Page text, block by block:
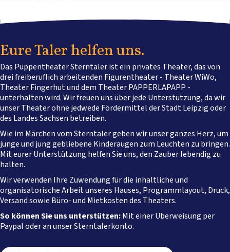
Eure Taler helfen uns.
Das Puppentheater Sterntaler ist ein privates Theater, das von
drei freiberuflich arbeitenden Figurentheater - Theater WiWo,
Theater Fingerhut und dem Theater PAPPERLAPAPP -
unterhalten wird. Wir freuen uns über jede Unterstützung, da wir
unser Theater ohne jedwede Fördermittel der Stadt Leipzig oder
des Landes Sachsen betreiben.
Wie im Märchen vom Sterntaler geben wir unser ganzes Herz, um
junge und jung gebliebene Kinderaugen zum Leuchten zu bringen.
Mit eurer Unterstützung helfen Sie uns, den Zauber lebendig zu
halten.
Wir verwenden Ihre Zuwendung für die inhaltliche und
organisatorische Arbeit unseres Hauses, Programmlayout, Druck,
Versand sowie Büro- und Mietkosten des Theaters.
So können Sie uns unterstützen:Mit einer Überweisung per
Paypal oder an unser Sterntalerkonto.